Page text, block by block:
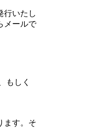
行いたし
メールで
もしく
ます。そ